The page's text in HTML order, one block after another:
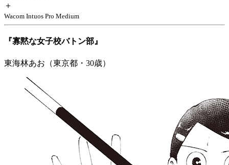
＋
Wacom Intuos Pro Medium
『寡黙な女子校バトン部』
東海林あお（東京都・30歳）